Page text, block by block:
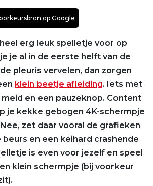
op Google
erg leuk spelletje voor op
je al in de eerste helft van de
pleuris vervelen, dan zorgen
klein beetje afleiding. Iets met
en een pauzeknop. Content
je kekke gebogen 4K-schermpje
zet daar vooral de grafieken
beurs en een keihard crashende
is even voor jezelf en speel
klein schermpje (bij voorkeur